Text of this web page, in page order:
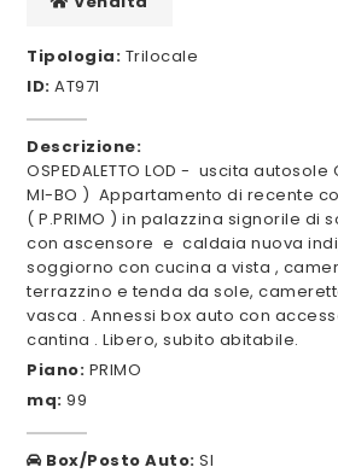
Tipologia: Trilocale
ID: AT971
Descrizione:
OSPEDALETTO LOD - uscita
MI-BO ) Appartamento di recente
( P.PRIMO ) in palazzina signorile di
con ascensore e caldaia nuova
soggiorno con cucina a vista ,
terrazzino e tenda da sole,
vasca . Annessi box auto con
cantina . Libero, subito abitabile.
Piano: PRIMO
mq: 99
Box/Posto Auto: SI